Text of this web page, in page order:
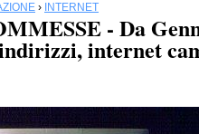
› INTERNET
- Da
internet